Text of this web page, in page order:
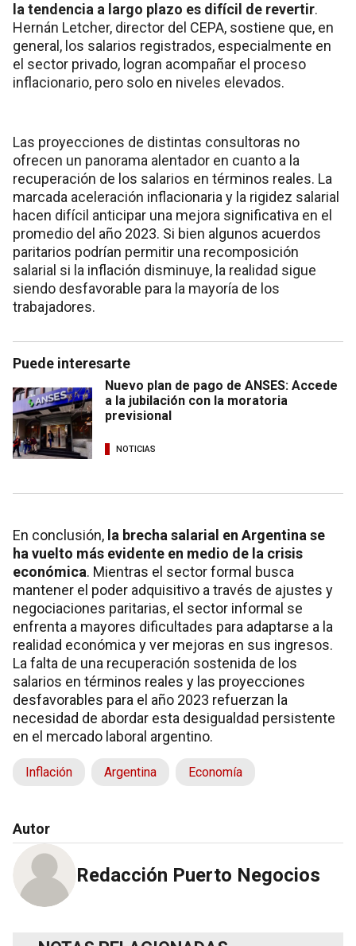
la tendencia a largo plazo es difícil de revertir.
Hernán Letcher, director del CEPA, sostiene que, en
general, los salarios registrados, especialmente en
el sector privado, logran acompañar el proceso
inflacionario, pero solo en niveles elevados.
Las proyecciones de distintas consultoras no
ofrecen un panorama alentador en cuanto a la
recuperación de los salarios en términos reales. La
marcada aceleración inflacionaria y la rigidez salarial
hacen difícil anticipar una mejora significativa en el
promedio del año 2023. Si bien algunos acuerdos
paritarios podrían permitir una recomposición
salarial si la inflación disminuye, la realidad sigue
siendo desfavorable para la mayoría de los
trabajadores.
Puede interesarte
Nuevo plan de pago de ANSES: Accede
a la jubilación con la moratoria
previsional
NOTICIAS
En conclusión, la brecha salarial en Argentina se
ha vuelto más evidente en medio de la crisis
económica. Mientras el sector formal busca
mantener el poder adquisitivo a través de ajustes y
negociaciones paritarias, el sector informal se
enfrenta a mayores dificultades para adaptarse a la
realidad económica y ver mejoras en sus ingresos.
La falta de una recuperación sostenida de los
salarios en términos reales y las proyecciones
desfavorables para el año 2023 refuerzan la
necesidad de abordar esta desigualdad persistente
en el mercado laboral argentino.
Inflación Argentina Economía
Autor
Redacción Puerto Negocios